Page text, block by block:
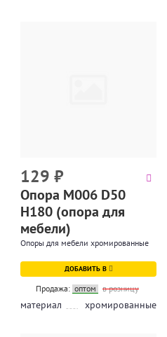
129 ₽
Опора М006 D50
H180 (опора для
мебели)
Опоры для мебели хромированные
ДОБАВИТЬ В
Продажа: оптом в розницу
материал хромированные